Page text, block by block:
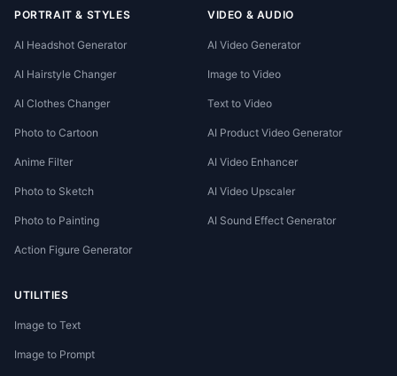
PORTRAIT & STYLES
AI Headshot Generator
AI Hairstyle Changer
AI Clothes Changer
Photo to Cartoon
Anime Filter
Photo to Sketch
Photo to Painting
Action Figure Generator
VIDEO & AUDIO
AI Video Generator
Image to Video
Text to Video
AI Product Video Generator
AI Video Enhancer
AI Video Upscaler
AI Sound Effect Generator
UTILITIES
Image to Text
Image to Prompt